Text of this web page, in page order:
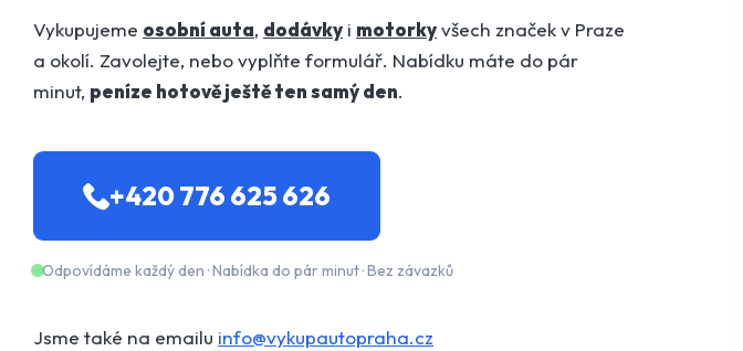
Vykupujeme osobní auta, dodávky i motorkyvšech značek v Praze
a okolí. Zavolejte, nebo vyplňte formulář. Nabídku máte do pár
minut, peníze hotově ještě ten samý den.
+420 776 625 626
Odpovídáme každý den · Nabídka do pár minut · Bez závazků
Jsme také na emailu info@vykupautopraha.cz